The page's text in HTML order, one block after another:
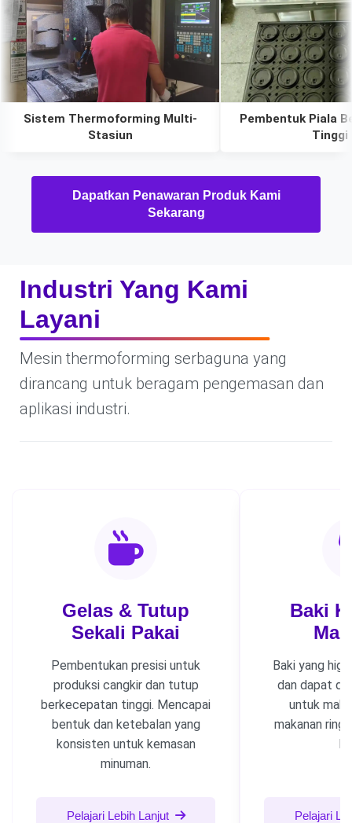
Sistem Thermoforming Multi-
Stasiun
Pembentuk Piala
Tinggi
Dapatkan Penawaran Produk Kami
Sekarang
Industri Yang Kami
Layani
Mesin thermoforming serbaguna yang
dirancang untuk beragam pengemasan dan
aplikasi industri.
Gelas & Tutup
Sekali Pakai
Pembentukan presisi untuk
produksi cangkir dan tutup
berkecepatan tinggi. Mencapai
bentuk dan ketebalan yang
konsisten untuk kemasan
minuman.
Pelajari Lebih Lanjut
Baki
Baki yang
dan dapat
untuk
makanan
Pelajari